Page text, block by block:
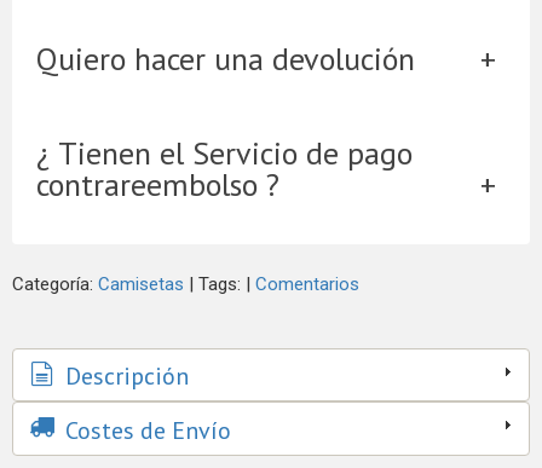
Quiero hacer una devolución
¿ Tienen el Servicio de pago
contrareembolso ?
Categoría: Camisetas | Tags: | Comentarios
Descripción
Costes de Envío